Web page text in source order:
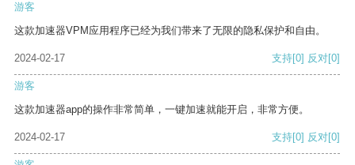
游客
这款加速器VPM应用程序已经为我们带来了无限的隐私保护和自由。
2024-02-17 支持[0] 反对[0]
游客
这款加速器app的操作非常简单，一键加速就能开启，非常方便。
2024-02-17 支持[0] 反对[0]